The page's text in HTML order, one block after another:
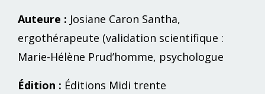
Auteure : Josiane Caron Santha,
ergothérapeute (validation scientifique :
Marie-Hélène Prud’homme, psychologue
Édition : Éditions Midi trente